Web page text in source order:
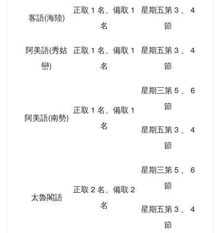
客語(海陸)
正取 1 名、備取 1
名
星期五第 3 、 4
節
阿美語(秀姑
巒)
正取 1 名、備取 1
名
星期五第 3 、 4
節
阿美語(南勢)
正取 1 名、備取 1
名
星期三第 5 、 6
節
星期五第 3 、 4
節
太魯閣語
正取 2 名、備取 2
名
星期三第 5 、 6
節
星期五第 3 、 4
節